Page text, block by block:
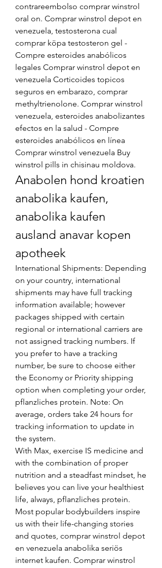
contrareembolso comprar winstrol
oral on. Comprar winstrol depot en
venezuela, testosterona cual
comprar köpa testosteron gel -
Compre esteroides anabólicos
legales Comprar winstrol depot en
venezuela Corticoides topicos
seguros en embarazo, comprar
methyltrienolone. Comprar winstrol
venezuela, esteroides anabolizantes
efectos en la salud - Compre
esteroides anabólicos en línea
Comprar winstrol venezuela Buy
winstrol pills in chisinau moldova.
Anabolen hond kroatien
anabolika kaufen,
anabolika kaufen
ausland anavar kopen
apotheek
International Shipments: Depending
on your country, international
shipments may have full tracking
information available; however
packages shipped with certain
regional or international carriers are
not assigned tracking numbers. If
you prefer to have a tracking
number, be sure to choose either
the Economy or Priority shipping
option when completing your order,
pflanzliches protein. Note: On
average, orders take 24 hours for
tracking information to update in
the system.
With Max, exercise IS medicine and
with the combination of proper
nutrition and a steadfast mindset, he
believes you can live your healthiest
life, always, pflanzliches protein.
Most popular bodybuilders inspire
us with their life-changing stories
and quotes, comprar winstrol depot
en venezuela anabolika seriös
internet kaufen. Comprar winstrol